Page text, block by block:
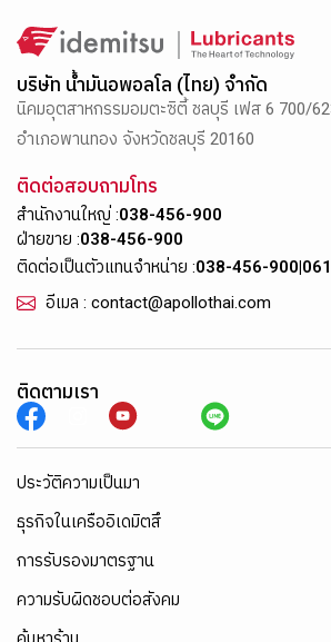
บริษัท น้ำมันอพอลโล (ไทย) จำกัด
นิคมอุตสาหกรรมอมตะซิตี้ ชลบุรี เฟส 6 700/
อำเภอพานทอง จังหวัดชลบุรี 20160
ติดต่อสอบถามโทร
สำนักงานใหญ่ :038-456-900
ฝ่ายขาย :038-456-900
ติดต่อเป็นตัวแทนจำหน่าย :038-456-900|
อีเมล : contact@apollothai.com
ติดตามเรา
ประวัติความเป็นมา
ธุรกิจในเครืออิเดมิตสึ
การรับรองมาตรฐาน
ความรับผิดชอบต่อสังคม